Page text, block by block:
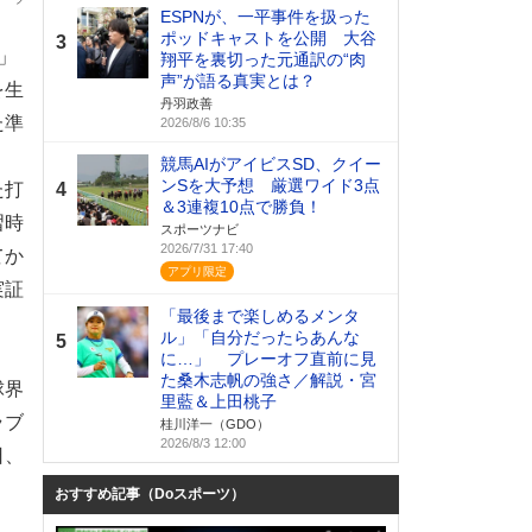
準
打
時
か
証
界
ブ
3
ESPNが、一平事件を扱った
ポッドキャストを公開 大谷
翔平を裏切った元通訳の“肉
声”が語る真実とは？
丹羽政善
2026/8/6 10:35
4
競馬AIがアイビスSD、クイー
ンSを大予想 厳選ワイド3点
＆3連複10点で勝負！
スポーツナビ
2026/7/31 17:40
5
「最後まで楽しめるメンタ
ル」「自分だったらあんな
に…」 プレーオフ直前に見
た桑木志帆の強さ／解説・宮
里藍＆上田桃子
桂川洋一（GDO）
2026/8/3 12:00
おすすめ記事（Doスポーツ）